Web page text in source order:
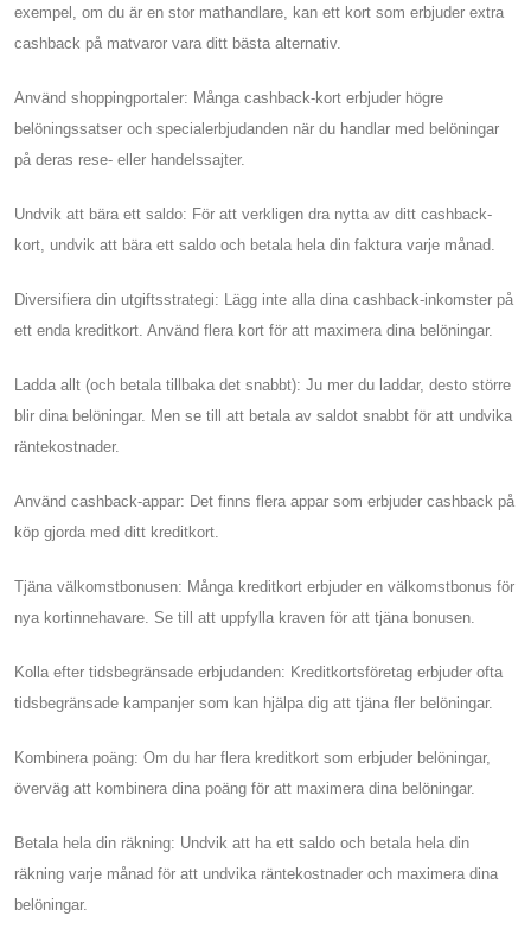
exempel, om du är en stor mathandlare, kan ett kort som erbjuder extra
cashback på matvaror vara ditt bästa alternativ.
Använd shoppingportaler: Många cashback-kort erbjuder högre
belöningssatser och specialerbjudanden när du handlar med belöningar
på deras rese- eller handelssajter.
Undvik att bära ett saldo: För att verkligen dra nytta av ditt cashback-
kort, undvik att bära ett saldo och betala hela din faktura varje månad.
Diversifiera din utgiftsstrategi: Lägg inte alla dina cashback-inkomster på
ett enda kreditkort. Använd flera kort för att maximera dina belöningar.
Ladda allt (och betala tillbaka det snabbt): Ju mer du laddar, desto större
blir dina belöningar. Men se till att betala av saldot snabbt för att undvika
räntekostnader.
Använd cashback-appar: Det finns flera appar som erbjuder cashback på
köp gjorda med ditt kreditkort.
Tjäna välkomstbonusen: Många kreditkort erbjuder en välkomstbonus för
nya kortinnehavare. Se till att uppfylla kraven för att tjäna bonusen.
Kolla efter tidsbegränsade erbjudanden: Kreditkortsföretag erbjuder ofta
tidsbegränsade kampanjer som kan hjälpa dig att tjäna fler belöningar.
Kombinera poäng: Om du har flera kreditkort som erbjuder belöningar,
överväg att kombinera dina poäng för att maximera dina belöningar.
Betala hela din räkning: Undvik att ha ett saldo och betala hela din
räkning varje månad för att undvika räntekostnader och maximera dina
belöningar.